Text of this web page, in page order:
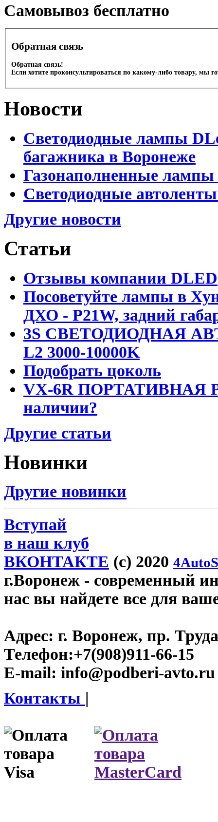
Cамовывоз бесплатно
Обратная связь
Обратная связь!
Если хотите проконсультироваться по какому-либо товару, мы
Новости
Светодиодные лампы
багажника в Воронеже
Газонаполненные
Светодиодные
Другие новости
Статьи
Отзывы компании DLED
Посоветуйте лампы в
ДХО - P21W, задний
3S СВЕТОДИОДНАЯ
L2 3000-10000K
Подобрать цоколь
VX-6R ПОРТАТИВНАЯ
наличии?
Другие статьи
Новинки
Другие новинки
Вступай
в наш клуб
ВКОНТАКТЕ (c) 2020
г.Воронеж - современный
нас вы найдете все для
Адрес: г. Воронеж, пр.
Телефон:+7(908)911-66-15
E-mail: info@podberi-avto.ru
Контакты |